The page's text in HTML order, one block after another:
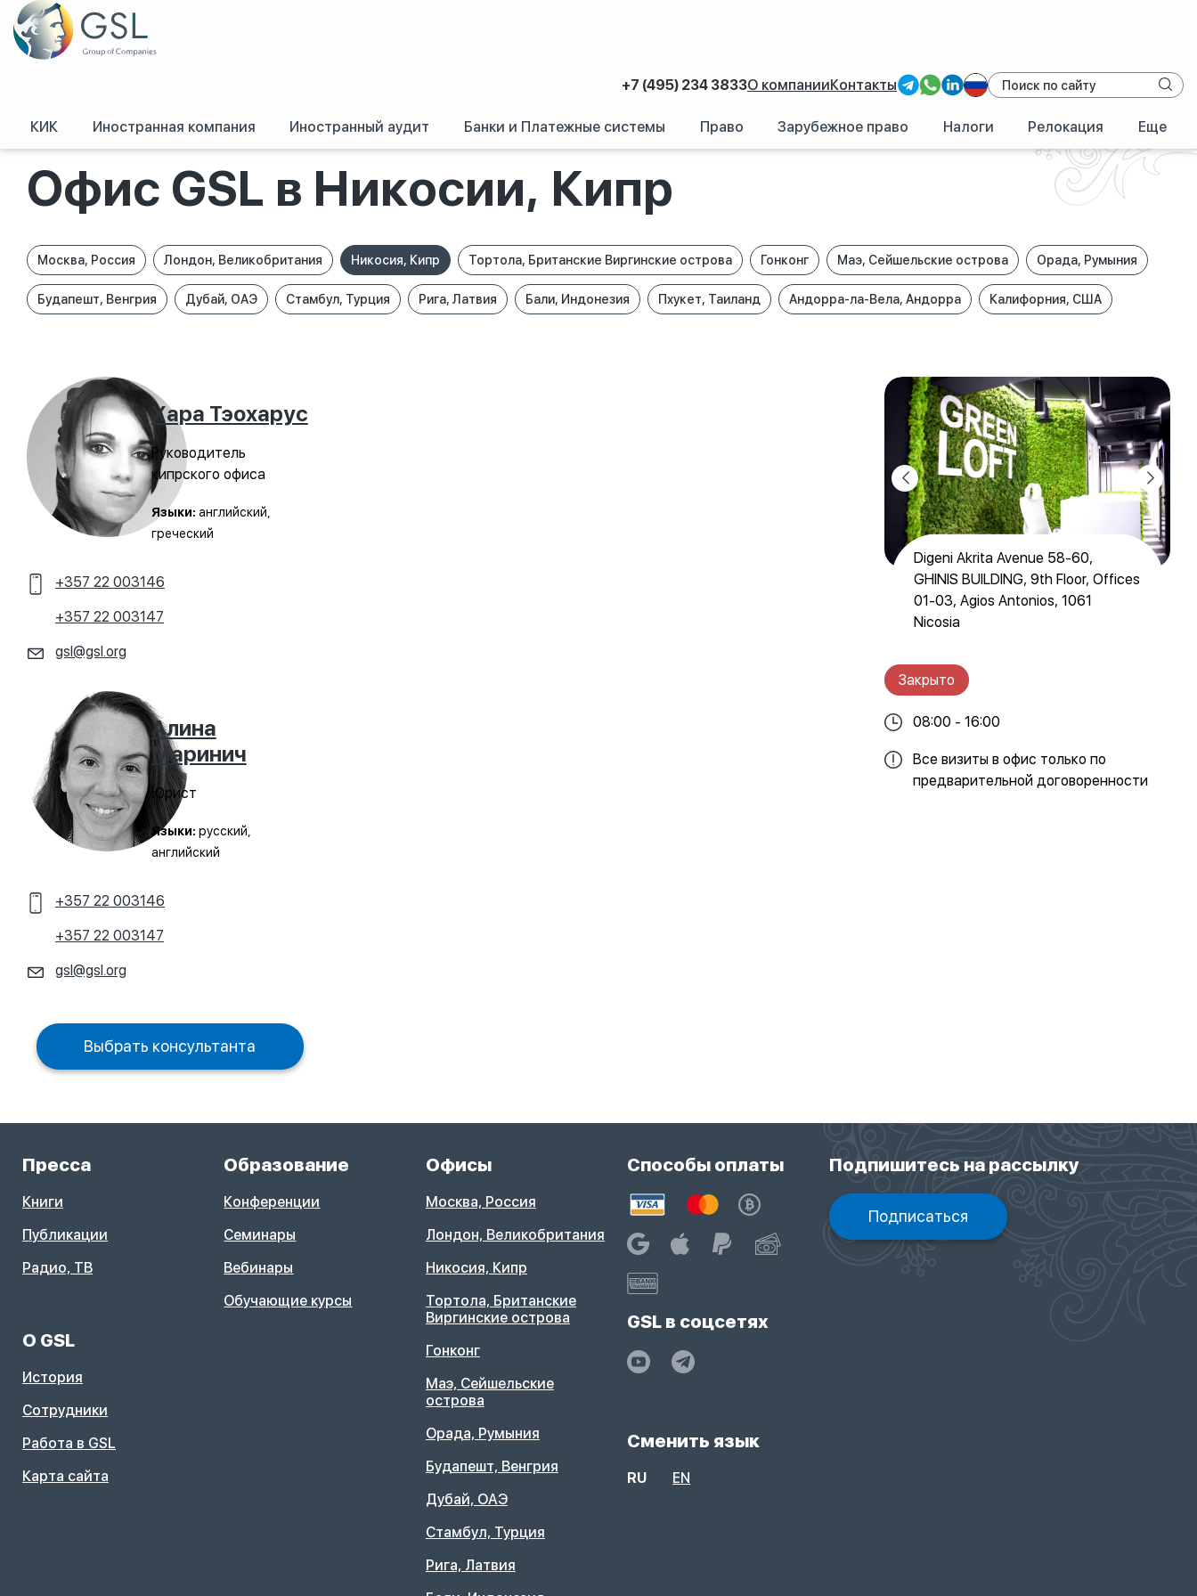
+7 (495) 234 3833О компанииКонтакты
КИК Иностранная компания Иностранный аудит Банки и Платежные системы Право Зарубежное право Налоги Релокация Еще
GSL/Офисы группы компаний GSL/Офис GSL в Никосии, Кипр
Офис GSL в Никосии, Кипр
Москва, Россия Лондон, Великобритания Никосия, Кипр Тортола, Британские Виргинские острова Гонконг Маэ, Сейшельские острова Орада, Румыния
Будапешт, Венгрия Дубай, ОАЭ Стамбул, Турция Рига, Латвия Бали, Индонезия Пхукет, Таиланд Андорра-ла-Вела, Андорра Калифорния, США
Хара Тэохарус
Руководитель
кипрского офиса
Языки: английский,
греческий
+357 22 003146
+357 22 003147
gsl@gsl.org
Алина
Маринич
Юрист
Языки: русский,
английский
+357 22 003146
+357 22 003147
gsl@gsl.org
Выбрать консультанта
Digeni Akrita Avenue 58-60,
GHINIS BUILDING, 9th Floor, Offices
01-03, Agios Antonios, 1061
Nicosia
Закрыто
08:00 - 16:00
Все визиты в офис только по
предварительной договоренности
О GSL
История
Сотрудники
Работа в GSL
Карта сайта
Пресса
Книги
Публикации
Радио, ТВ
Образование
Конференции
Семинары
Вебинары
Обучающие курсы
Офисы
Москва, Россия
Лондон, Великобритания
Никосия, Кипр
Тортола, Британские
Виргинские острова
Гонконг
Маэ, Сейшельские
острова
Орада, Румыния
Будапешт, Венгрия
Дубай, ОАЭ
Стамбул, Турция
Рига, Латвия
Способы оплаты
GSL в соцсетях
Сменить язык
RU EN
Подпишитесь на рассылку
Подписаться